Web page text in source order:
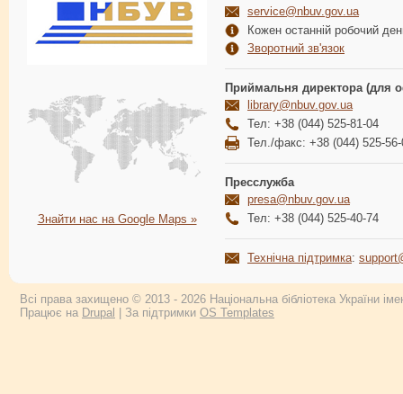
Знайти нас на Google Maps »
service@nbuv.gov.ua
Кожен останній робочий
Зворотний зв'язок
Приймальня директора (для
library@nbuv.gov.ua
Тел: +38 (044) 525-81-04
Тел./факс: +38 (044) 525-56-
Пресслужба
presa@nbuv.gov.ua
Тел: +38 (044) 525-40-74
Технічна підтримка:
Всі права захищено © 2013 - 2026 Національна бібліотека України
Працює на Drupal | За підтримки OS Templates